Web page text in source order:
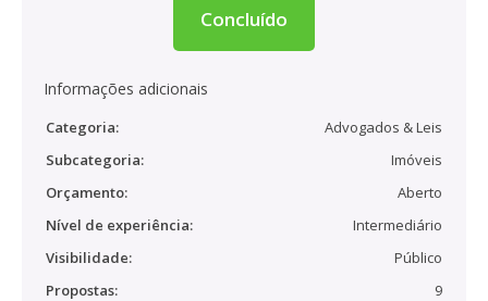
Concluído
Informações adicionais
Categoria:
Advogados & Leis
Subcategoria:
Imóveis
Orçamento:
Aberto
Nível de experiência:
Intermediário
Visibilidade:
Público
Propostas:
9